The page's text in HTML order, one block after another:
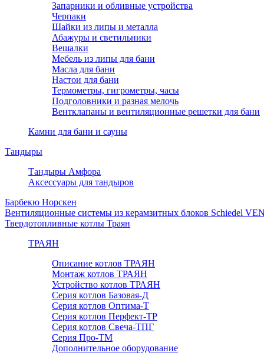
Запарники и обливные устройства
Черпаки
Шайки из липы и металла
Абажуры и светильники
Вешалки
Мебель из липы для бани
Масла для бани
Настои для бани
Термометры, гигрометры, часы
Подголовники и разная мелочь
Вентклапаны и вентиляционные решетки для бани
Камни для бани и сауны
Тандыры
Тандыры Амфора
Аксессуары для тандыров
Барбекю Норскен
Вентиляционные системы из керамзитных блоков Schiedel
Твердотопливные котлы Траян
ТРАЯН
Описание котлов ТРАЯН
Монтаж котлов ТРАЯН
Устройство котлов ТРАЯН
Серия котлов Базовая-Д
Серия котлов Оптима-Т
Серия котлов Перфект-ТР
Серия котлов Свеча-ТПГ
Серия Про-ТМ
Дополнительное оборудование